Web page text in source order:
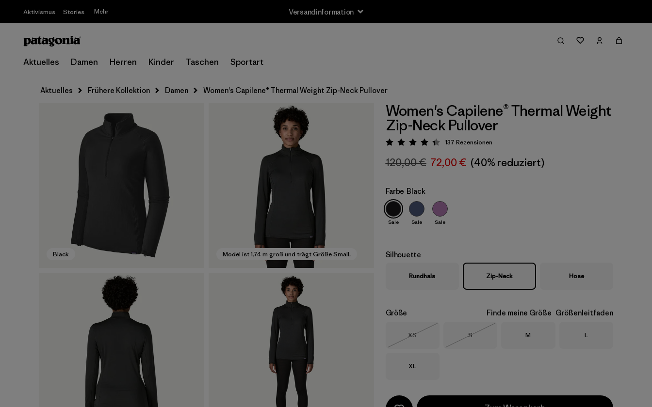
Aktivismus Stories Mehr Versandinformation
Aktuelles Damen Herren Kinder Taschen Sportart
Aktuelles Frühere Kollektion Damen Women's Capilene® Thermal Weight Zip-Neck Pullover
Black Model ist 1,74 m groß und trägt Größe Small.
Women's Capilene® Thermal Weight
Zip-Neck Pullover
Bewertung: 4.4 / 5
137 Rezensionen
120,00 € 72,00 € (40% reduziert)
Farbe Black
Sale Sale Sale
Silhouette
Rundhals Zip-Neck Hose
Größe Finde meine Größe Größenleitfaden
Größe
XS
Nicht lieferbar
Größe
S
Größe
M Größe
L
Größe
XL